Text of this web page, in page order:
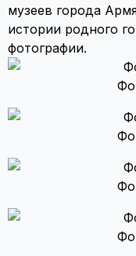
музеев города
истории родного
фотографии.